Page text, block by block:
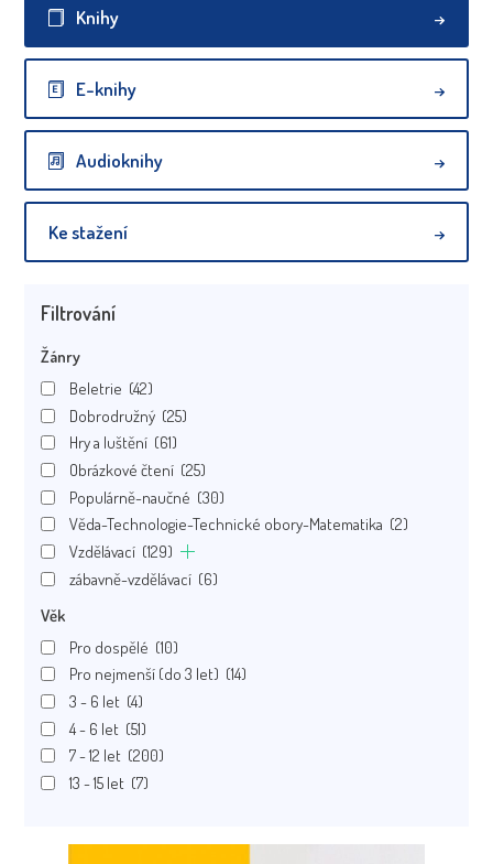
Knihy
E-knihy
Audioknihy
Ke stažení
Filtrování
Žánry
Beletrie (42)
Dobrodružný (25)
Hry a luštění (61)
Obrázkové čtení (25)
Populárně-naučné (30)
Věda-Technologie-Technické obory-Matematika (2)
Vzdělávací (129)
zábavně-vzdělávací (6)
Věk
Pro dospělé (10)
Pro nejmenší (do 3 let) (14)
3 - 6 let (4)
4 - 6 let (51)
7 - 12 let (200)
13 - 15 let (7)